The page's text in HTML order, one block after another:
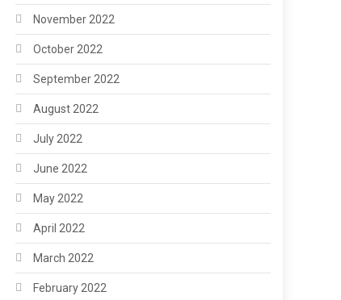
November 2022
October 2022
September 2022
August 2022
July 2022
June 2022
May 2022
April 2022
March 2022
February 2022